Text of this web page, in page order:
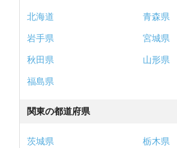
北海道
青森県
岩手県
宮城県
秋田県
山形県
福島県
関東の都道府県
茨城県
栃木県